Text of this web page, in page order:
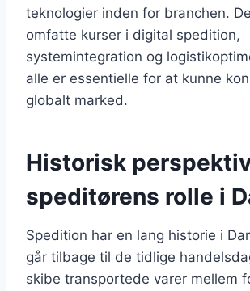
teknologier inden for branchen.
omfatte kurser i digital spedition,
systemintegration og
alle er essentielle for at kunne
globalt marked.
Historisk
speditørens rolle i
Spedition har en lang historie i
går tilbage til de tidlige
skibe transportede varer mellem